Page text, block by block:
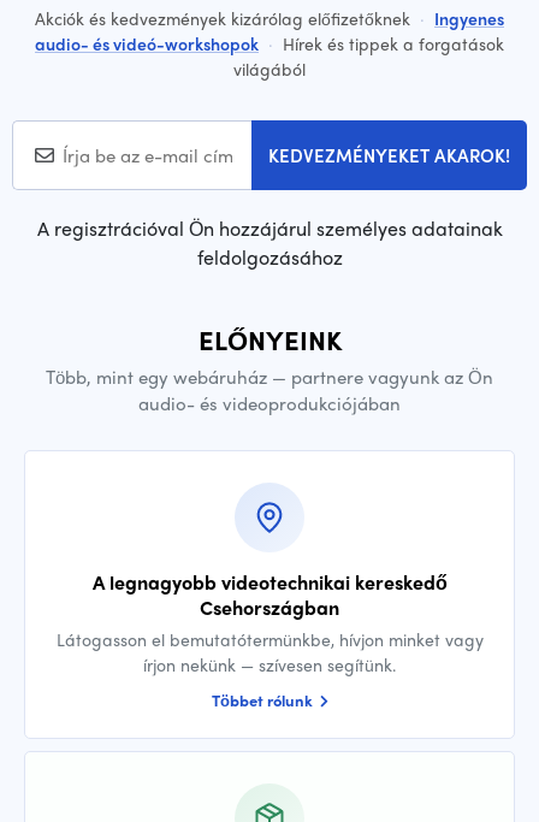
Akciók és kedvezmények kizárólag előfizetőknek · Ingyenes
audio- és videó-workshopok · Hírek és tippek a forgatások
világából
KEDVEZMÉNYEKET AKAROK!
A regisztrációval Ön hozzájárul személyes adatainak
feldolgozásához
ELŐNYEINK
Több, mint egy webáruház — partnere vagyunk az Ön
audio- és videoprodukciójában
A legnagyobb videotechnikai kereskedő
Csehországban
Látogasson el bemutatótermünkbe, hívjon minket vagy
írjon nekünk — szívesen segítünk.
Többet rólunk